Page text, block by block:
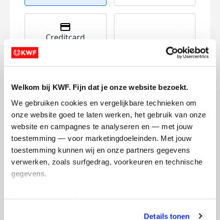
Welkom bij KWF. Fijn dat je onze website bezoekt.
We gebruiken cookies en vergelijkbare technieken om
onze website goed te laten werken, het gebruik van onze
website en campagnes te analyseren en — met jouw
toestemming — voor marketingdoeleinden. Met jouw
toestemming kunnen wij en onze partners gegevens
verwerken, zoals surfgedrag, voorkeuren en technische
gegevens.
Details tonen
Creditcard
Referentie
Ik wil bijdragen aan de transactiekosten
en betaal €0.75 extra.